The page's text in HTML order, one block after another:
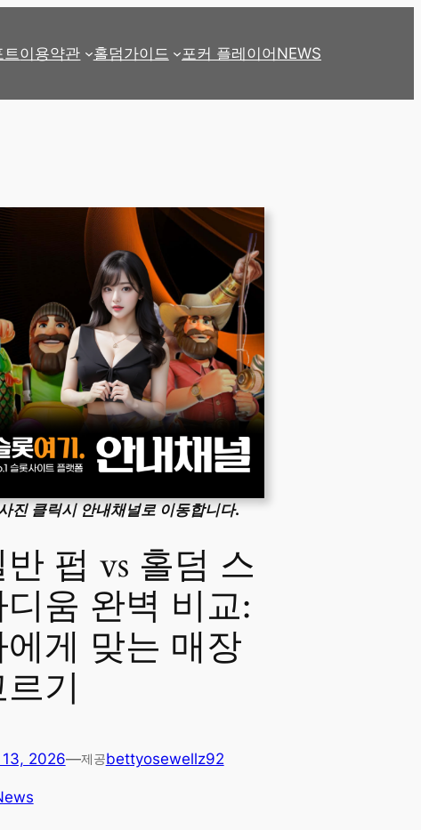
트이용약관 홀덤가이드 포커 플레이어 NEWS
진 클릭시 안내채널로 이동합니다.
반 펍 vs 홀덤 스
디움 완벽 비교:
에게 맞는 매장
기
2026—제공bettyosewellz92